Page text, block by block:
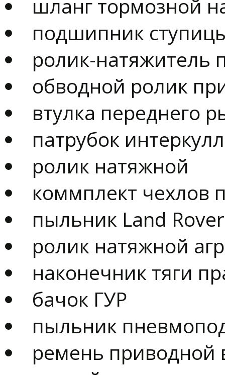
шланг тормозной
подшипник
ролик-натяжитель
обводной ролик
втулка переднего
патрубок
ролик натяжной
коммплект чехлов
пыльник Land Rover
ролик натяжной
наконечник тяги
бачок ГУР
пыльник
ремень приводной